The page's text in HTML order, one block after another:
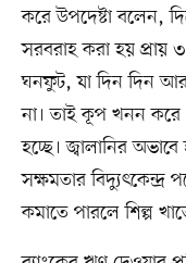
করে উপদেষ্টা বলেন,
সরবরাহ করা হয়
ঘনফুট, যা দিন দিন
না। তাই কূপ খনন করে
হচ্ছে। জ্বালানির
সক্ষমতার বিদ্যুৎকেন্দ্র
কমাতে পারলে শিল্প